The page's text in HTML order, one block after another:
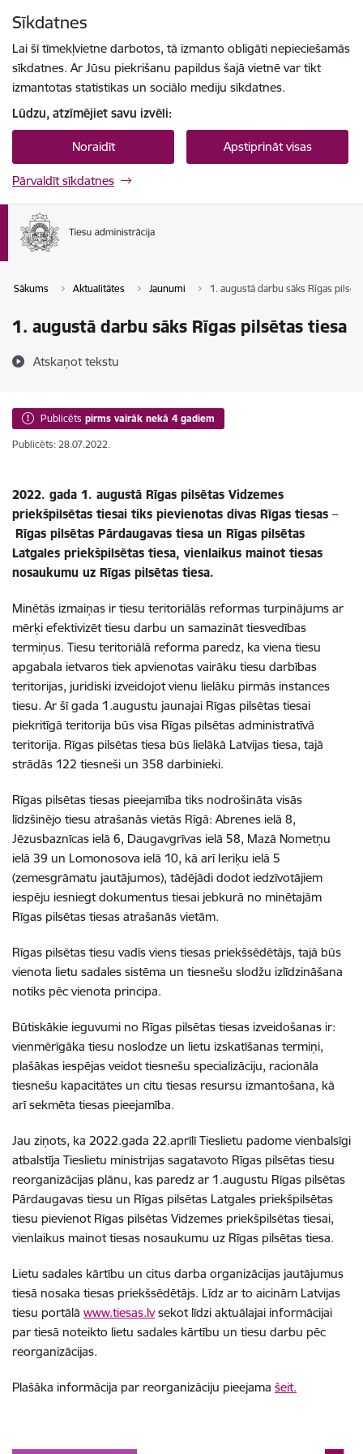
Sīkdatnes
Lai šī tīmekļvietne darbotos, tā izmanto obligāti nepieciešamās
sīkdatnes. Ar Jūsu piekrišanu papildus šajā vietnē var tikt
izmantotas statistikas un sociālo mediju sīkdatnes.
Lūdzu, atzīmējiet savu izvēli:
Noraidīt Apstiprināt visas
Pārvaldīt sīkdatnes
Sākums Aktualitātes Jaunumi 1. augustā darbu sāks Rīgas
1. augustā darbu sāks Rīgas pilsētas tiesa
Atskaņot tekstu
Publicēts pirms vairāk nekā 4 gadiem
Publicēts: 28.07.2022.
2022. gada 1. augustā Rīgas pilsētas Vidzemes
priekšpilsētas tiesai tiks pievienotas divas Rīgas tiesas –
Rīgas pilsētas Pārdaugavas tiesa un Rīgas pilsētas
Latgales priekšpilsētas tiesa, vienlaikus mainot tiesas
nosaukumu uz Rīgas pilsētas tiesa.
Minētās izmaiņas ir tiesu teritoriālās reformas turpinājums ar
mērķi efektivizēt tiesu darbu un samazināt tiesvedības
termiņus. Tiesu teritoriālā reforma paredz, ka viena tiesu
apgabala ietvaros tiek apvienotas vairāku tiesu darbības
teritorijas, juridiski izveidojot vienu lielāku pirmās instances
tiesu. Ar šī gada 1.augustu jaunajai Rīgas pilsētas tiesai
piekritīgā teritorija būs visa Rīgas pilsētas administratīvā
teritorija. Rīgas pilsētas tiesa būs lielākā Latvijas tiesa, tajā
strādās 122 tiesneši un 358 darbinieki.
Rīgas pilsētas tiesas pieejamība tiks nodrošināta visās
līdzšinējo tiesu atrašanās vietās Rīgā: Abrenes ielā 8,
Jēzusbaznīcas ielā 6, Daugavgrīvas ielā 58, Mazā Nometņu
ielā 39 un Lomonosova ielā 10, kā arī Ieriķu ielā 5
(zemesgrāmatu jautājumos), tādējādi dodot iedzīvotājiem
iespēju iesniegt dokumentus tiesai jebkurā no minētajām
Rīgas pilsētas tiesas atrašanās vietām.
Rīgas pilsētas tiesu vadīs viens tiesas priekšsēdētājs, tajā būs
vienota lietu sadales sistēma un tiesnešu slodžu izlīdzināšana
notiks pēc vienota principa.
Būtiskākie ieguvumi no Rīgas pilsētas tiesas izveidošanas ir:
vienmērīgāka tiesu noslodze un lietu izskatīšanas termiņi,
plašākas iespējas veidot tiesnešu specializāciju, racionāla
tiesnešu kapacitātes un citu tiesas resursu izmantošana, kā
arī sekmēta tiesas pieejamība.
Jau ziņots, ka 2022.gada 22.aprīlī Tieslietu padome vienbalsīgi
atbalstīja Tieslietu ministrijas sagatavoto Rīgas pilsētas tiesu
reorganizācijas plānu, kas paredz ar 1.augustu Rīgas pilsētas
Pārdaugavas tiesu un Rīgas pilsētas Latgales priekšpilsētas
tiesu pievienot Rīgas pilsētas Vidzemes priekšpilsētas tiesai,
vienlaikus mainot tiesas nosaukumu uz Rīgas pilsētas tiesa.
Lietu sadales kārtību un citus darba organizācijas jautājumus
tiesā nosaka tiesas priekšsēdētājs. Līdz ar to aicinām Latvijas
tiesu portālā www.tiesas.lvsekot līdzi aktuālajai informācijai
par tiesā noteikto lietu sadales kārtību un tiesu darbu pēc
reorganizācijas.
Plašāka informācija par reorganizāciju pieejama šeit.